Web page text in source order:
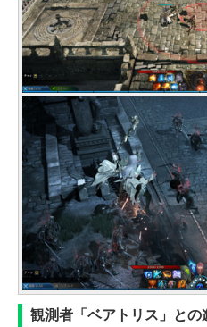
観測者「ベアトリス」との